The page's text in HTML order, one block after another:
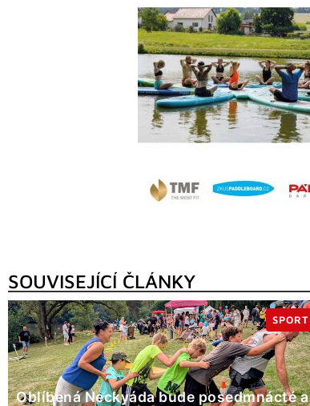
SOUVISEJÍCÍ ČLÁNKY
Oblíbená Neckyáda bude posedmnácté a
SPORT